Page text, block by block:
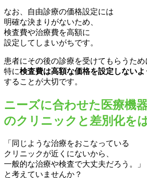
なお、自由診療の価格設定には
明確な決まりがないため、
検査費や治療費を高額に
設定してしまいがちです。
患者にその後の診療を受けてもらうため
特に検査費は高額な価格を設定しないよ
することが大切です。
ニーズに合わせた医療機
のクリニックと差別化を
「同じような治療をおこなっている
クリニックが近くにないから、
一般的な治療や検査で大丈夫だろう。」
と考えていませんか？